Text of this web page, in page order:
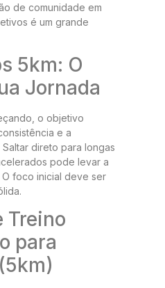
de comunidade em
é um grande
5km: O
Jornada
o objetivo
e a
direto para longas
pode levar a
foco inicial deve ser
Treino
para